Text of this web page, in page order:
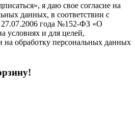
я даю свое согласие на
данных, в соответствии с
года №152-ФЗ «О
условиях и для целей,
на обработку персональных данных